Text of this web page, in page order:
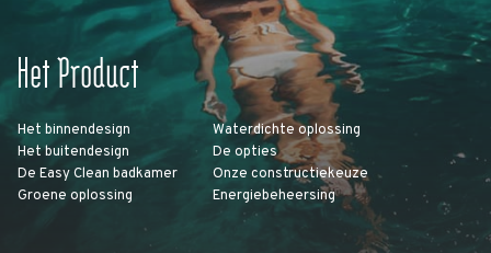
Het Product
Het binnendesign
Het buitendesign
De Easy Clean badkamer
Groene oplossing
Waterdichte oplossing
De opties
Onze constructiekeuze
Energiebeheersing